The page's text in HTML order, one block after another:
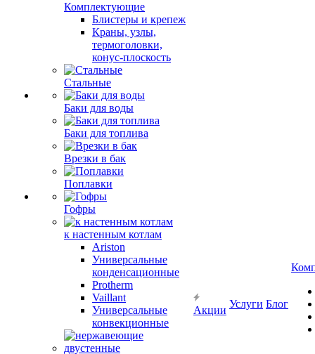
Комплектующие
Блистеры и крепеж
Краны, узлы,
термоголовки,
конус-плоскость
Стальные
Баки для воды
Баки для топлива
Врезки в бак
Поплавки
Гофры
к настенным котлам
Ariston
Универсальные
конденсационные
Protherm
Vaillant
Универсальные
конвекционные
Акции
Услуги Блог